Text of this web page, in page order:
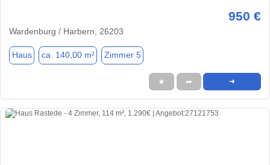
950 €
Wardenburg / Harbern, 26203
Haus ca. 140,00 m² Zimmer 5
★ ➦ ➜